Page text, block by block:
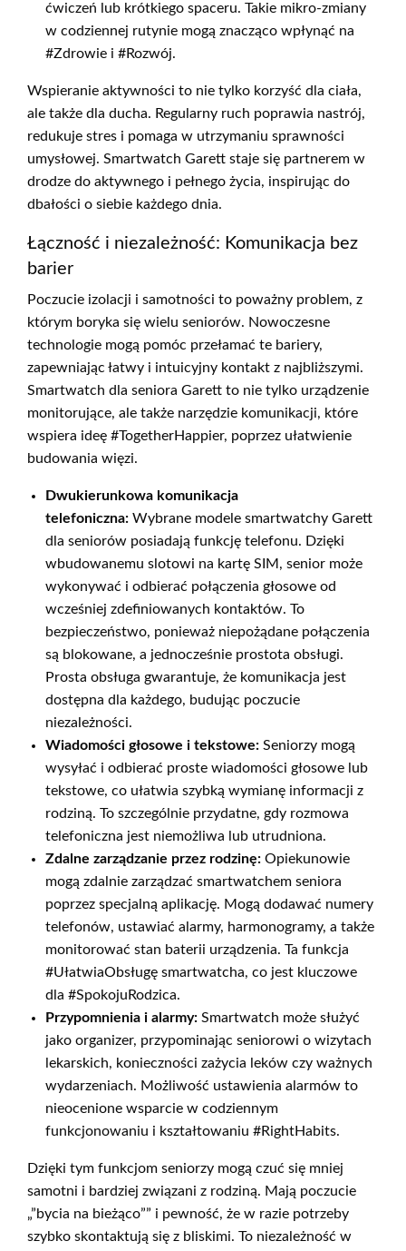
ćwiczeń lub krótkiego spaceru. Takie mikro-zmiany
w codziennej rutynie mogą znacząco wpłynąć na
#Zdrowie i #Rozwój.
Wspieranie aktywności to nie tylko korzyść dla ciała,
ale także dla ducha. Regularny ruch poprawia nastrój,
redukuje stres i pomaga w utrzymaniu sprawności
umysłowej. Smartwatch Garett staje się partnerem w
drodze do aktywnego i pełnego życia, inspirując do
dbałości o siebie każdego dnia.
Łączność i niezależność: Komunikacja bez
barier
Poczucie izolacji i samotności to poważny problem, z
którym boryka się wielu seniorów. Nowoczesne
technologie mogą pomóc przełamać te bariery,
zapewniając łatwy i intuicyjny kontakt z najbliższymi.
Smartwatch dla seniora Garett to nie tylko urządzenie
monitorujące, ale także narzędzie komunikacji, które
wspiera ideę #TogetherHappier, poprzez ułatwienie
budowania więzi.
Dwukierunkowa komunikacja
telefoniczna: Wybrane modele smartwatchy Garett
dla seniorów posiadają funkcję telefonu. Dzięki
wbudowanemu slotowi na kartę SIM, senior może
wykonywać i odbierać połączenia głosowe od
wcześniej zdefiniowanych kontaktów. To
bezpieczeństwo, ponieważ niepożądane połączenia
są blokowane, a jednocześnie prostota obsługi.
Prosta obsługa gwarantuje, że komunikacja jest
dostępna dla każdego, budując poczucie
niezależności.
Wiadomości głosowe i tekstowe: Seniorzy mogą
wysyłać i odbierać proste wiadomości głosowe lub
tekstowe, co ułatwia szybką wymianę informacji z
rodziną. To szczególnie przydatne, gdy rozmowa
telefoniczna jest niemożliwa lub utrudniona.
Zdalne zarządzanie przez rodzinę: Opiekunowie
mogą zdalnie zarządzać smartwatchem seniora
poprzez specjalną aplikację. Mogą dodawać numery
telefonów, ustawiać alarmy, harmonogramy, a także
monitorować stan baterii urządzenia. Ta funkcja
#UłatwiaObsługę smartwatcha, co jest kluczowe
dla #SpokojuRodzica.
Przypomnienia i alarmy: Smartwatch może służyć
jako organizer, przypominając seniorowi o wizytach
lekarskich, konieczności zażycia leków czy ważnych
wydarzeniach. Możliwość ustawienia alarmów to
nieocenione wsparcie w codziennym
funkcjonowaniu i kształtowaniu #RightHabits.
Dzięki tym funkcjom seniorzy mogą czuć się mniej
samotni i bardziej związani z rodziną. Mają poczucie
„”bycia na bieżąco”” i pewność, że w razie potrzeby
szybko skontaktują się z bliskimi. To niezależność w